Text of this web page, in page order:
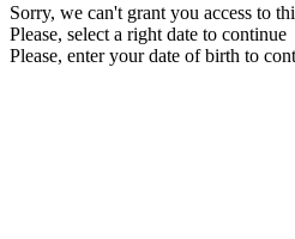
Sorry, we can't grant you access to
Please, select a right date to continue
Please, enter your date of birth to